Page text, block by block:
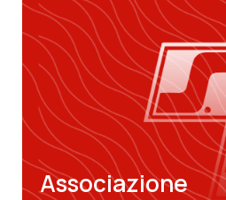
Notizie
Scopri di più
Associazione